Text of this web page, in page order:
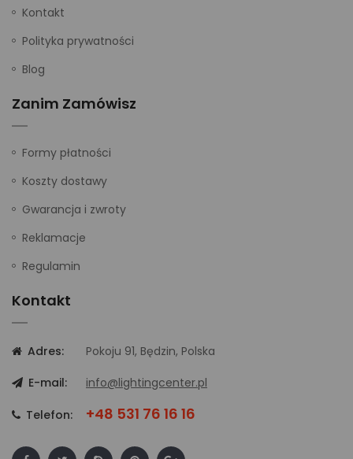
Kontakt
Polityka prywatności
Blog
Zanim Zamówisz
Formy płatności
Koszty dostawy
Gwarancja i zwroty
Reklamacje
Regulamin
Kontakt
Adres:
Pokoju 91, Będzin, Polska
E-mail:
info@lightingcenter.pl
Telefon: +48 531 76 16 16